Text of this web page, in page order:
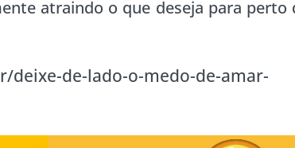
atraindo o que deseja para perto
deixe-de-lado-o-medo-de-amar-